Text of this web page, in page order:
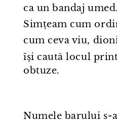
ca un bandaj umed.
Simțeam cum
cum ceva viu,
își caută locul
obtuze.
Numele barului s⁠-⁠